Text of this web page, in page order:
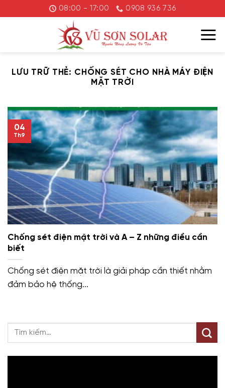
đến
08:00 - 17:00 0908 936 736
LƯU TRỮ THẺ: CHỐNG SÉT CHO NHÀ MÁY ĐIỆN
MẶT TRỜI
Chống sét điện mặt trời và A – Z những điều cần
biết
Chống sét điện mặt trời là giải pháp cần thiết nhằm
đảm bảo hệ thống...
04
Th9